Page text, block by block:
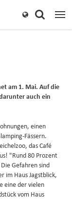
am 1. Mai. Auf die
auch ein
einen
Fässern.
das Café
"Rund 80 Prozent
Gefahren sind
im Haus Jagstblick,
eine der vielen
vom Haus